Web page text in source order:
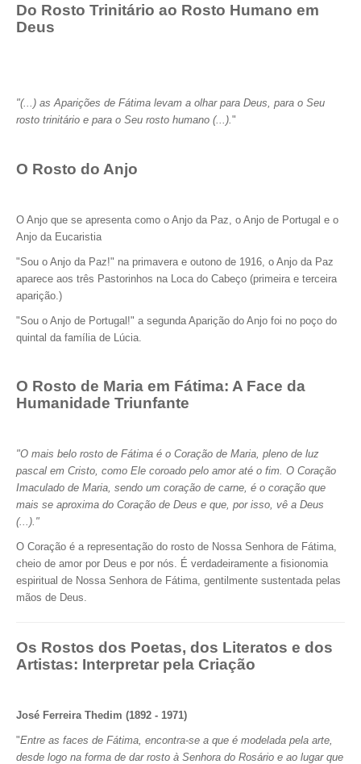
Do Rosto Trinitário ao Rosto Humano em
Deus
"(...) as Aparições de Fátima levam a olhar para Deus, para o Seu
rosto trinitário e para o Seu rosto humano (...)."
O Rosto do Anjo
O Anjo que se apresenta como o Anjo da Paz, o Anjo de Portugal e o
Anjo da Eucaristia
"Sou o Anjo da Paz!" na primavera e outono de 1916, o Anjo da Paz
aparece aos três Pastorinhos na Loca do Cabeço (primeira e terceira
aparição.)
"Sou o Anjo de Portugal!" a segunda Aparição do Anjo foi no poço do
quintal da família de Lúcia.
O Rosto de Maria em Fátima: A Face da
Humanidade Triunfante
"O mais belo rosto de Fátima é o Coração de Maria, pleno de luz
pascal em Cristo, como Ele coroado pelo amor até o fim. O Coração
Imaculado de Maria, sendo um coração de carne, é o coração que
mais se aproxima do Coração de Deus e que, por isso, vê a Deus
(...)."
O Coração é a representação do rosto de Nossa Senhora de Fátima,
cheio de amor por Deus e por nós. É verdadeiramente a fisionomia
espiritual de Nossa Senhora de Fátima, gentilmente sustentada pelas
mãos de Deus.
Os Rostos dos Poetas, dos Literatos e dos
Artistas: Interpretar pela Criação
José Ferreira Thedim (1892 - 1971)
"Entre as faces de Fátima, encontra-se a que é modelada pela arte,
desde logo na forma de dar rosto à Senhora do Rosário e ao lugar que